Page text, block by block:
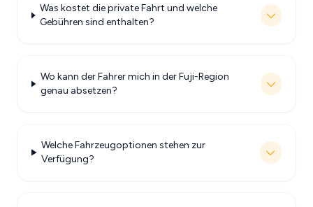
Was kostet die private Fahrt und welche
Gebühren sind enthalten?
Wo kann der Fahrer mich in der Fuji-Region
genau absetzen?
Welche Fahrzeugoptionen stehen zur
Verfügung?